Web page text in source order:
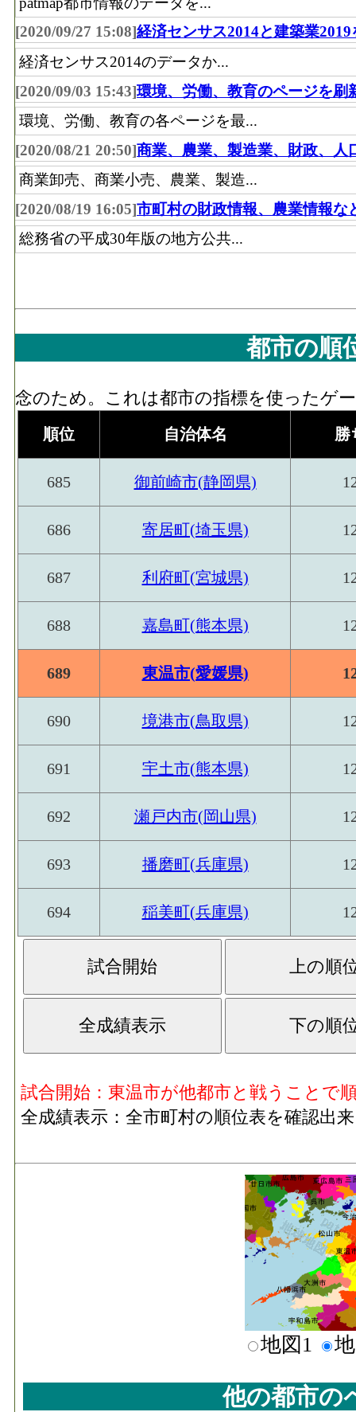
[2020/09/27 15:08]経済センサス2014と建築業2019
経済センサス2014のデータか...
[2020/09/03 15:43]環境、労働、教育のページを刷
環境、労働、教育の各ページを最...
[2020/08/21 20:50]商業、農業、製造業、財政、人
商業卸売、商業小売、農業、製造...
[2020/08/19 16:05]市町村の財政情報、農業情報な
総務省の平成30年版の地方公共...
都市の順
念のため。これは都市の指標を使ったゲ
順位 自治体名 勝
685 御前崎市(静岡県)
686 寄居町(埼玉県)
687 利府町(宮城県)
688 嘉島町(熊本県)
689 東温市(愛媛県)
690 境港市(鳥取県)
691 宇土市(熊本県)
692 瀬戸内市(岡山県)
693 播磨町(兵庫県)
694 稲美町(兵庫県)
試合開始：東温市が他都市と戦うことで
全成績表示：全市町村の順位表を確認出
地図1
他の都市の